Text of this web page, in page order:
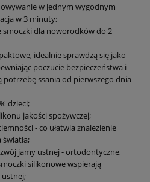
w jednym wygodnym
w 3 minuty;
smoczki dla noworodków do 2
idealnie sprawdzą się jako
poczucie bezpieczeństwa i
ssania od pierwszego dnia
dzieci;
jakości spożywczej;
- co ułatwia znalezienie
jamy ustnej - ortodontyczne,
silikonowe wspierają